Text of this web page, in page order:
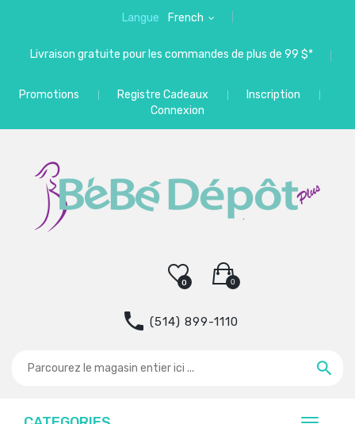
Langue French
Livraison gratuite pour les commandes de plus de 99 $*
Promotions Registre Cadeaux
Inscription
Connexion
0
0
(514) 899-1110